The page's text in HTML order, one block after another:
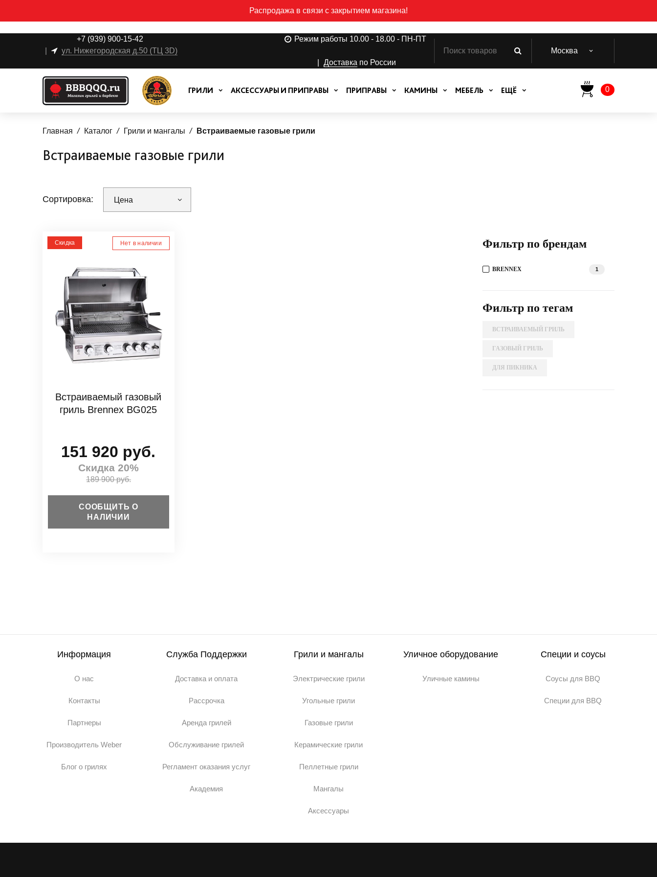
Распродажа в связи с закрытием магазина!
+7 (939) 900-15-42
ул. Нижегородская д.50 (ТЦ 3D)
Режим работы 10.00 - 18.00 - ПН-ПТ
Доставка по России
Москва
0
ГРИЛИ АКСЕССУАРЫ И ПРИПРАВЫ ПРИПРАВЫ КАМИНЫ МЕБЕЛЬ ЕЩЁ
Главная Каталог Грили и мангалы Встраиваемые газовые грили
Встраиваемые газовые грили
Сортировка: Цена
Скидка Нет в наличии
Встраиваемый газовый
гриль Brennex BG025
151 920 руб.
Скидка 20%
189 900 руб.
СООБЩИТЬ О
НАЛИЧИИ
Фильтр по брендам
BRENNEX 1
Фильтр по тегам
ВСТРАИВАЕМЫЙ ГРИЛЬ
ГАЗОВЫЙ ГРИЛЬ
ДЛЯ ПИКНИКА
Информация
О нас
Контакты
Партнеры
Производитель Weber
Блог о грилях
Служба Поддержки
Доставка и оплата
Рассрочка
Аренда грилей
Обслуживание грилей
Регламент оказания услуг
Академия
Грили и мангалы
Электрические грили
Угольные грили
Газовые грили
Керамические грили
Пеллетные грили
Мангалы
Аксессуары
Уличное оборудование
Уличные камины
Специи и соусы
Соусы для BBQ
Специи для BBQ